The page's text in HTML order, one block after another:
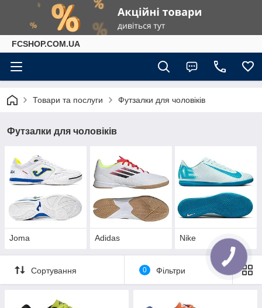
FCSHOP.COM.UA
Товари та послуги Футзалки для чоловіків
Футзалки для чоловіків
Joma Adidas Nike
Сортування 0 Фільтри